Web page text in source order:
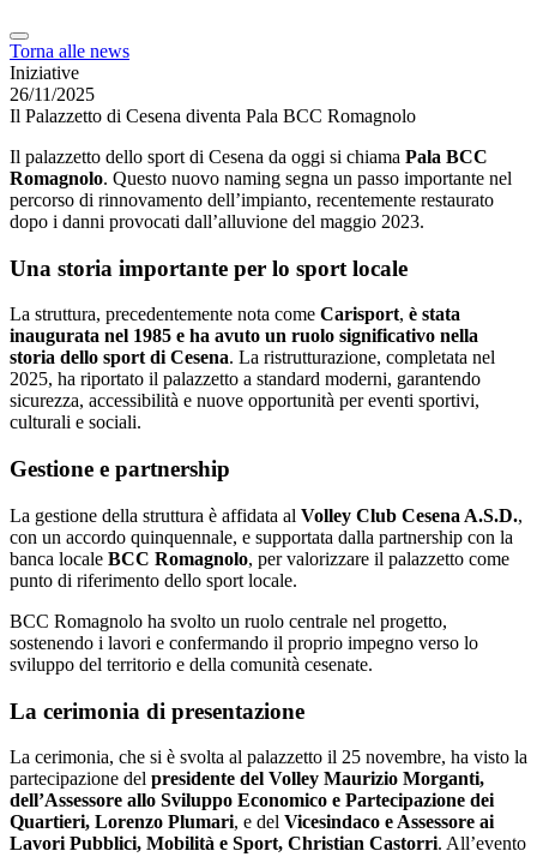
Torna alle news
Iniziative
26/11/2025
Il Palazzetto di Cesena diventa Pala BCC Romagnolo
Il palazzetto dello sport di Cesena da oggi si chiama Pala BCC
Romagnolo. Questo nuovo naming segna un passo importante nel
percorso di rinnovamento dell’impianto, recentemente restaurato
dopo i danni provocati dall’alluvione del maggio 2023.
Una storia importante per lo sport locale
La struttura, precedentemente nota come Carisport, è stata
inaugurata nel 1985 e ha avuto un ruolo significativo nella
storia dello sport di Cesena. La ristrutturazione, completata nel
2025, ha riportato il palazzetto a standard moderni, garantendo
sicurezza, accessibilità e nuove opportunità per eventi sportivi,
culturali e sociali.
Gestione e partnership
La gestione della struttura è affidata al Volley Club Cesena A.S.D.,
con un accordo quinquennale, e supportata dalla partnership con la
banca locale BCC Romagnolo, per valorizzare il palazzetto come
punto di riferimento dello sport locale.
BCC Romagnolo ha svolto un ruolo centrale nel progetto,
sostenendo i lavori e confermando il proprio impegno verso lo
sviluppo del territorio e della comunità cesenate.
La cerimonia di presentazione
La cerimonia, che si è svolta al palazzetto il 25 novembre, ha visto la
partecipazione del presidente del Volley Maurizio Morganti,
dell’Assessore allo Sviluppo Economico e Partecipazione dei
Quartieri, Lorenzo Plumari, e del Vicesindaco e Assessore ai
Lavori Pubblici, Mobilità e Sport, Christian Castorri. All’evento